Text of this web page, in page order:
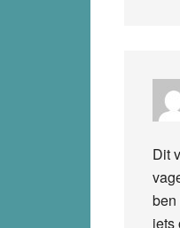
Dit
ben
iets